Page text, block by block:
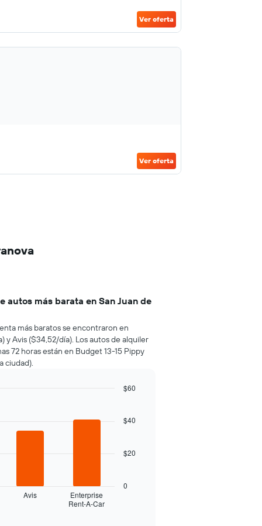
Ver oferta
Ver oferta
autos más barata en San Juan de
más baratos se encontraron en
y Avis ($34,52/día). Los autos de alquiler
72 horas están en Budget 13-15 Pippy
ciudad).
Avis
Enterprise
Rent-A-Car
0
$20
$40
$60